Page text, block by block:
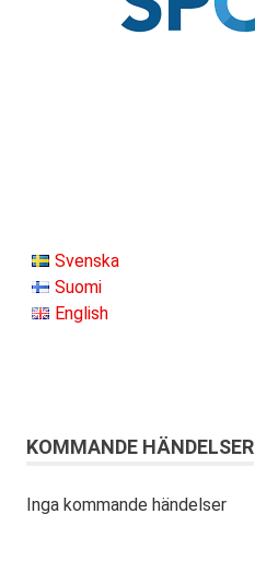
Svenska
Suomi
English
KOMMANDE HÄNDELSER
Inga kommande händelser